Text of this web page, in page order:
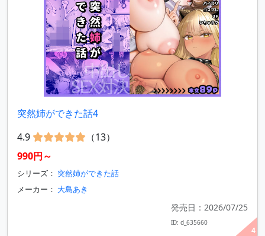
4
突然姉ができた話4
4.9
（13）
990円～
シリーズ： 突然姉ができた話
メーカー： 大島あき
発売日：2026/07/25
ID: d_635660